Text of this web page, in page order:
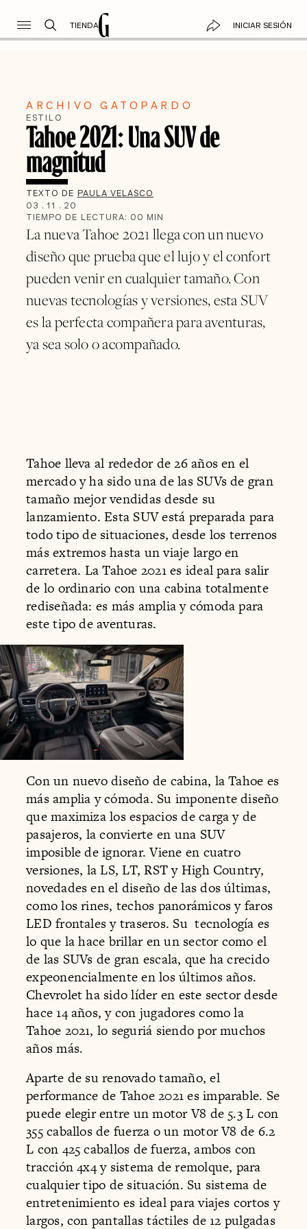
TIENDA INICIAR SESIÓN
ARCHIVO GATOPARDO
ESTILO
Tahoe 2021: Una SUV de
magnitud
TEXTO DE PAULA VELASCO
03 . 11 . 20
TIEMPO DE LECTURA: 00 MIN
La nueva Tahoe 2021 llega con un nuevo
diseño que prueba que el lujo y el confort
pueden venir en cualquier tamaño. Con
nuevas tecnologías y versiones, esta SUV
es la perfecta compañera para aventuras,
ya sea solo o acompañado.
Tahoe lleva al rededor de 26 años en el
mercado y ha sido una de las SUVs de gran
tamaño mejor vendidas desde su
lanzamiento. Esta SUV está preparada para
todo tipo de situaciones, desde los terrenos
más extremos hasta un viaje largo en
carretera. La Tahoe 2021 es ideal para salir
de lo ordinario con una cabina totalmente
rediseñada: es más amplia y cómoda para
este tipo de aventuras.
Con un nuevo diseño de cabina, la Tahoe es
más amplia y cómoda. Su imponente diseño
que maximiza los espacios de carga y de
pasajeros, la convierte en una SUV
imposible de ignorar. Viene en cuatro
versiones, la LS, LT, RST y High Country,
novedades en el diseño de las dos últimas,
como los rines, techos panorámicos y faros
LED frontales y traseros. Su tecnología es
lo que la hace brillar en un sector como el
de las SUVs de gran escala, que ha crecido
expeonencialmente en los últimos años.
Chevrolet ha sido líder en este sector desde
hace 14 años, y con jugadores como la
Tahoe 2021, lo seguriá siendo por muchos
años más.
Aparte de su renovado tamaño, el
performance de Tahoe 2021 es imparable. Se
puede elegir entre un motor V8 de 5.3 L con
355 caballos de fuerza o un motor V8 de 6.2
L con 425 caballos de fuerza, ambos con
tracción 4x4 y sistema de remolque, para
cualquier tipo de situación. Su sistema de
entretenimiento es ideal para viajes cortos y
largos, con pantallas táctiles de 12 pulgadas